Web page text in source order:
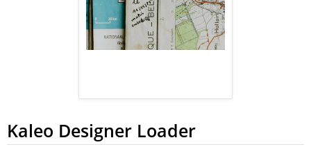
Kaleo Designer Loader